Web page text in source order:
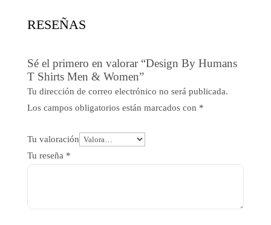
RESEÑAS
Sé el primero en valorar “Design By Humans
T Shirts Men & Women”
Tu dirección de correo electrónico no será publicada.
Los campos obligatorios están marcados con *
Tu valoración
Tu reseña *